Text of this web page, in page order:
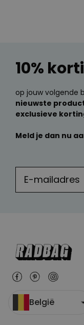
10%
op jouw volgende
nieuwste
exclusieve
Meld je dan nu
België